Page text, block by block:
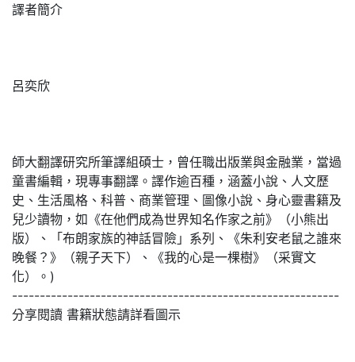
譯者簡介
呂奕欣
師大翻譯研究所筆譯組碩士，曾任職出版業與金融業，當過
童書編輯，現專事翻譯。譯作逾百種，涵蓋小說、人文歷
史、生活風格、科普、商業管理、圖像小說、身心靈書籍及
兒少讀物，如《在他們成為世界知名作家之前》（小熊出
版）、「布朗家族的神話冒險」系列、《朱利安老鼠之誰來
晚餐？》（親子天下）、《我的心是一棵樹》（采實文
化）。)
-----------------------------------------------------------
分享閱讀 書籍狀態請詳看圖示